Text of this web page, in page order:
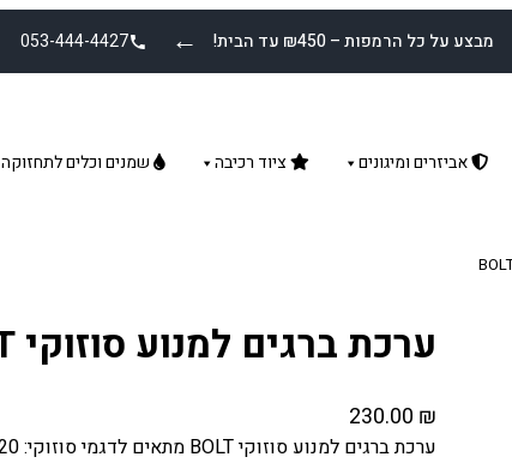
← מבצע על כל הרמפות – ₪450 עד הבית! 053-444-4427
אביזרים ומיגונים ציוד רכיבה שמנים וכלים לתחזוקה
ערכת ברגים למנוע סוזוקי BOLT
230.00 ₪
ערכת ברגים למנוע סוזוקי BOLT מתאים לדגמי סוזוקי: RM-Z450 08-20 מותג: BOLT